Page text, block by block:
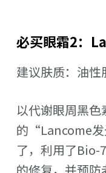
必买眼霜2：
建议肤质：油
以代谢眼周黑
的“Lancome
了，利用了Bio-